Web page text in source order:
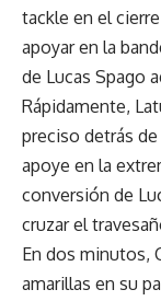
tackle en el
apoyar en la
de Lucas Spago
Rápidamente,
preciso detrás de
apoye en la
conversión de
cruzar el
En dos minutos,
amarillas en su